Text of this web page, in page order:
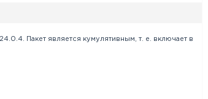
Пакет является кумулятивным, т. е. включает в